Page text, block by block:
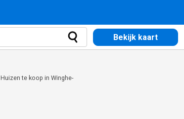
Bekijk kaart
Huizen te koop in Winghe-